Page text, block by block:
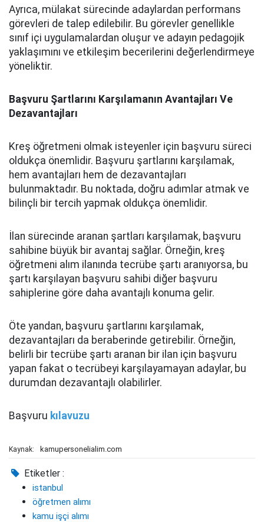
Ayrıca, mülakat sürecinde adaylardan performans
görevleri de talep edilebilir. Bu görevler genellikle
sınıf içi uygulamalardan oluşur ve adayın pedagojik
yaklaşımını ve etkileşim becerilerini değerlendirmeye
yöneliktir.
Başvuru Şartlarını Karşılamanın Avantajları Ve
Dezavantajları
Kreş öğretmeni olmak isteyenler için başvuru süreci
oldukça önemlidir. Başvuru şartlarını karşılamak,
hem avantajları hem de dezavantajları
bulunmaktadır. Bu noktada, doğru adımlar atmak ve
bilinçli bir tercih yapmak oldukça önemlidir.
İlan sürecinde aranan şartları karşılamak, başvuru
sahibine büyük bir avantaj sağlar. Örneğin, kreş
öğretmeni alım ilanında tecrübe şartı aranıyorsa, bu
şartı karşılayan başvuru sahibi diğer başvuru
sahiplerine göre daha avantajlı konuma gelir.
Öte yandan, başvuru şartlarını karşılamak,
dezavantajları da beraberinde getirebilir. Örneğin,
belirli bir tecrübe şartı aranan bir ilan için başvuru
yapan fakat o tecrübeyi karşılayamayan adaylar, bu
durumdan dezavantajlı olabilirler.
Başvuru kılavuzu
Kaynak: kamupersonelialim.com
Etiketler :
istanbul
öğretmen alımı
kamu işçi alımı